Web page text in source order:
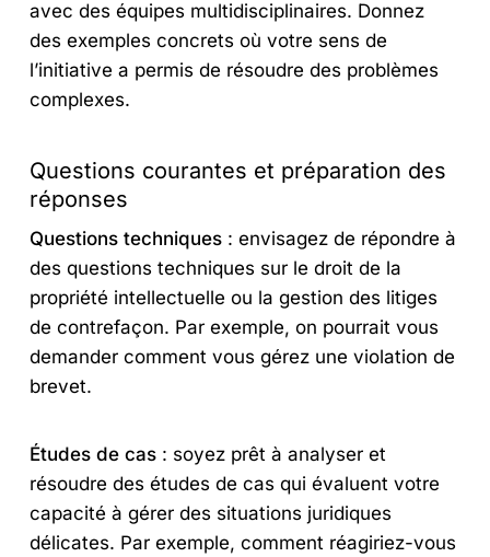
avec des équipes multidisciplinaires. Donnez
des exemples concrets où votre sens de
l’initiative a permis de résoudre des problèmes
complexes.
Questions courantes et préparation des
réponses
Questions techniques: envisagez de répondre à
des questions techniques sur le droit de la
propriété intellectuelle ou la gestion des litiges
de contrefaçon. Par exemple, on pourrait vous
demander comment vous gérez une violation de
brevet.
Études de cas: soyez prêt à analyser et
résoudre des études de cas qui évaluent votre
capacité à gérer des situations juridiques
délicates. Par exemple, comment réagiriez-vous